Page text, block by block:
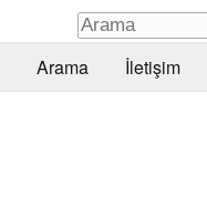
Arama İletişim